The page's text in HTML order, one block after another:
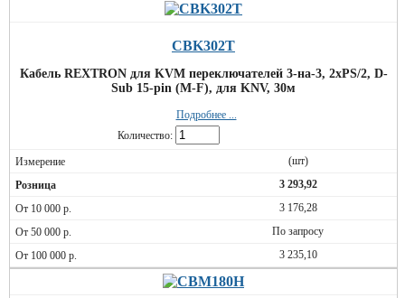
CBK302T
Кабель REXTRON для KVM переключателей 3-на-3, 2xPS/2, D-
Sub 15-pin (M-F), для KNV, 30м
Подробнее ...
Количество:
(шт)
3 293,92
3 176,28
По запросу
3 235,10